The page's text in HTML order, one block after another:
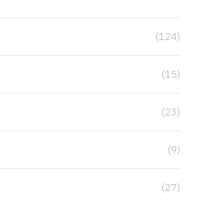
(124)
(15)
(23)
(9)
(27)